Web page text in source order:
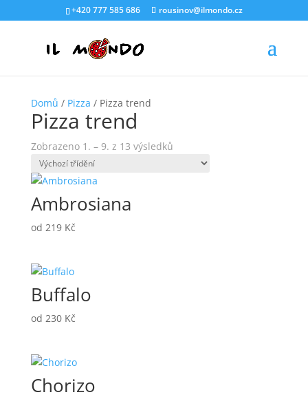
+420 777 585 686 rousinov@ilmondo.cz
Domů / Pizza / Pizza trend
Pizza trend
Zobrazeno 1. – 9. z 13 výsledků
Ambrosiana
od 219 Kč
Buffalo
od 230 Kč
Chorizo